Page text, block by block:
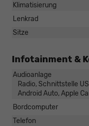
Klimatisierung
Lenkrad
Sitze
Infotainment &
Audioanlage
Radio, Schnittstelle
Android Auto, Apple
Bordcomputer
Telefon